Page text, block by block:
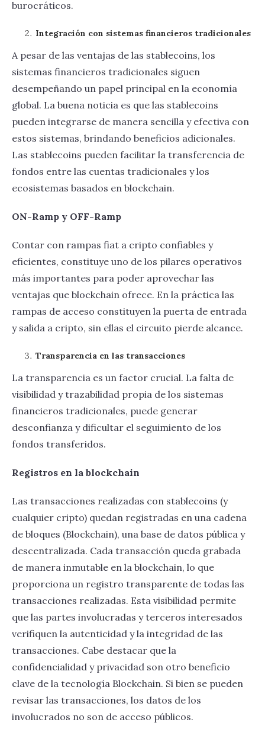
burocráticos.
Integración con sistemas financieros tradicionales
A pesar de las ventajas de las stablecoins, los
sistemas financieros tradicionales siguen
desempeñando un papel principal en la economía
global. La buena noticia es que las stablecoins
pueden integrarse de manera sencilla y efectiva con
estos sistemas, brindando beneficios adicionales.
Las stablecoins pueden facilitar la transferencia de
fondos entre las cuentas tradicionales y los
ecosistemas basados en blockchain.
ON-Ramp y OFF-Ramp
Contar con rampas fiat a cripto confiables y
eficientes, constituye uno de los pilares operativos
más importantes para poder aprovechar las
ventajas que blockchain ofrece. En la práctica las
rampas de acceso constituyen la puerta de entrada
y salida a cripto, sin ellas el circuito pierde alcance.
Transparencia en las transacciones
La transparencia es un factor crucial. La falta de
visibilidad y trazabilidad propia de los sistemas
financieros tradicionales, puede generar
desconfianza y dificultar el seguimiento de los
fondos transferidos.
Registros en la blockchain
Las transacciones realizadas con stablecoins (y
cualquier cripto) quedan registradas en una cadena
de bloques (Blockchain), una base de datos pública y
descentralizada. Cada transacción queda grabada
de manera inmutable en la blockchain, lo que
proporciona un registro transparente de todas las
transacciones realizadas. Esta visibilidad permite
que las partes involucradas y terceros interesados
verifiquen la autenticidad y la integridad de las
transacciones. Cabe destacar que la
confidencialidad y privacidad son otro beneficio
clave de la tecnología Blockchain. Si bien se pueden
revisar las transacciones, los datos de los
involucrados no son de acceso públicos.